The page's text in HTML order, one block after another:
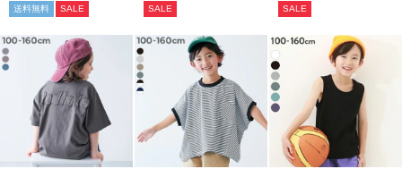
送料無料 SALE SALE SALE